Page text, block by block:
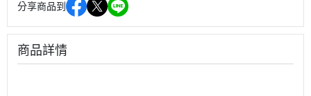
分享商品到
商品詳情